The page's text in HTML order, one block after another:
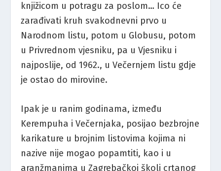
knjižicom u potragu za poslom… Ico će
zarađivati kruh svakodnevni prvo u
Narodnom listu, potom u Globusu, potom
u Privrednom vjesniku, pa u Vjesniku i
najposlije, od 1962., u Večernjem listu gdje
je ostao do mirovine.
Ipak je u ranim godinama, između
Kerempuha i Večernjaka, posijao bezbrojne
karikature u brojnim listovima kojima ni
nazive nije mogao popamtiti, kao i u
aranžmanima u Zagrebačkoj školi crtanog